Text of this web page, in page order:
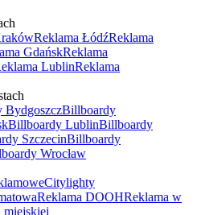
Reklama ŁódźReklama
GdańskReklama
LublinReklama
BydgoszczBillboardy
Billboardy LublinBillboardy
SzczecinBillboardy
Wrocław
Citylighty
Reklama DOOHReklama w
miejskiej